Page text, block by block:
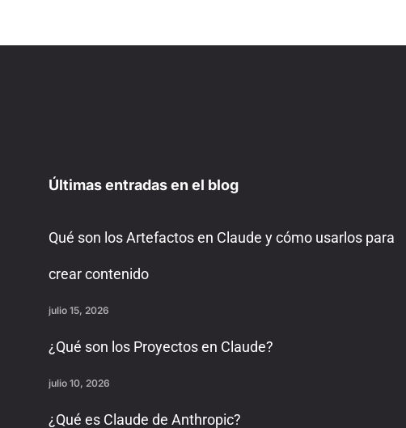
Últimas entradas en el blog
Qué son los Artefactos en Claude y cómo usarlos para
crear contenido
julio 15, 2026
¿Qué son los Proyectos en Claude?
julio 10, 2026
¿Qué es Claude de Anthropic?